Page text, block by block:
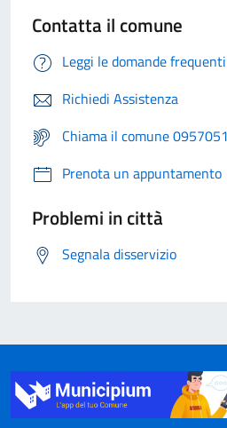
Contatta il comune
Leggi le domande frequenti
Richiedi Assistenza
Chiama il comune
Prenota un appuntamento
Problemi in città
Segnala disservizio